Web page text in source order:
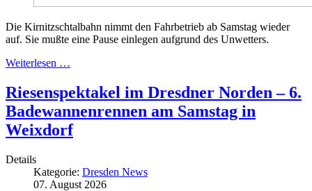
Die Kirnitzschtalbahn nimmt den Fahrbetrieb ab Samstag wieder
auf. Sie mußte eine Pause einlegen aufgrund des Unwetters.
Weiterlesen …
Riesenspektakel im Dresdner Norden – 6.
Badewannenrennen am Samstag in
Weixdorf
Details
Kategorie: Dresden News
07. August 2026